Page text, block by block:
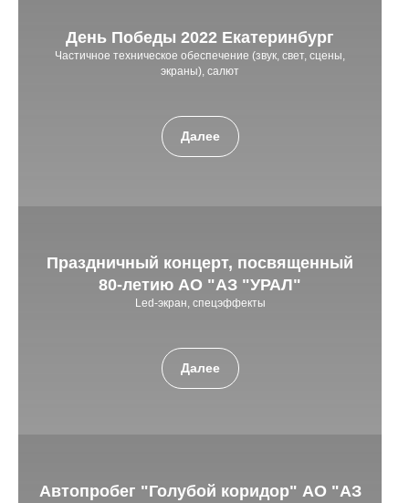
День Победы 2022 Екатеринбург
Частичное техническое обеспечение (звук, свет, сцены,
экраны), салют
Далее
Праздничный концерт, посвященный
80-летию АО "АЗ "УРАЛ"
Led-экран, спецэффекты
Далее
Автопробег "Голубой коридор" АО "АЗ